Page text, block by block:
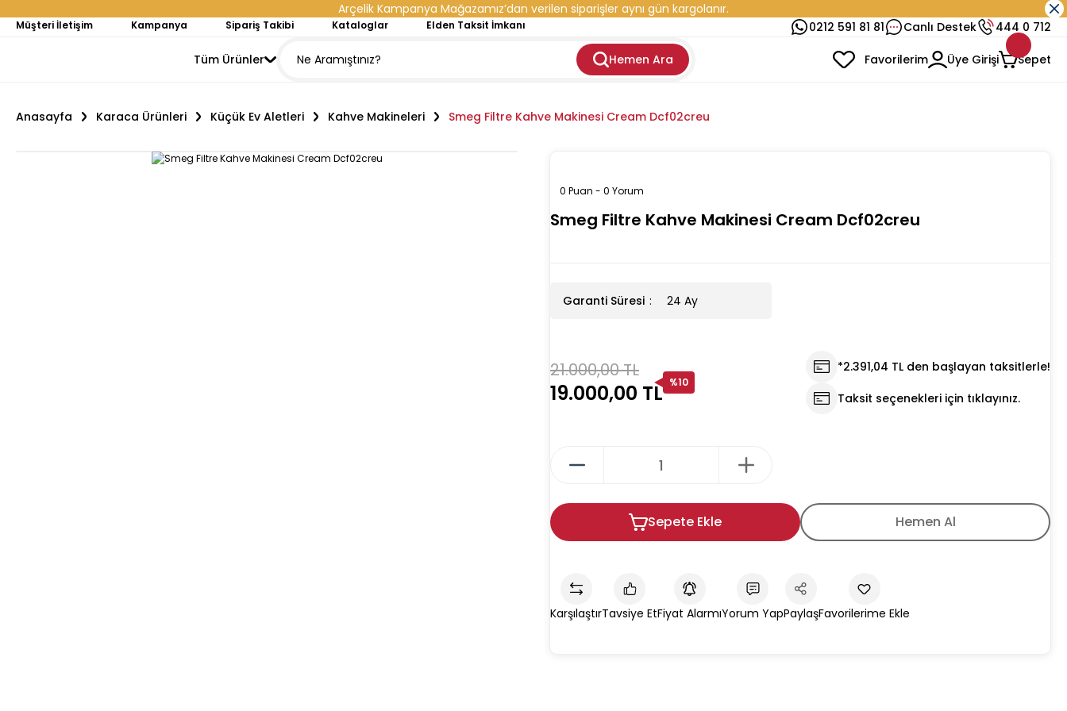
Arçelik Kampanya Mağazamız’dan verilen siparişler aynı gün kargolanır.
Müşteri İletişim Kampanya Sipariş Takibi Kataloglar Elden Taksit İmkanı 0212 591 81 81 Canlı Destek 444 0 712
Tüm Ürünler Hemen Ara Favorilerim Üye Girişi Sepet
Anasayfa Karaca Ürünleri Küçük Ev Aletleri Kahve Makineleri Smeg Filtre Kahve Makinesi Cream Dcf02creu
0 Puan - 0 Yorum
Smeg Filtre Kahve Makinesi Cream Dcf02creu
Garanti Süresi 24 Ay
21.000,00 TL
19.000,00 TL %10
*2.391,04 TL den başlayan taksitlerle!
Taksit seçenekleri için tıklayınız.
Sepete Ekle Hemen Al
KarşılaştırTavsiye EtFiyat AlarmıYorum YapPaylaş